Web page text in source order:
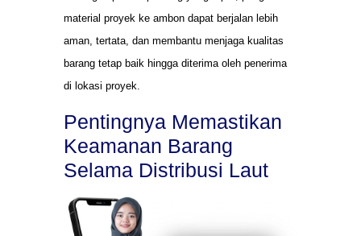
material proyek ke ambon dapat berjalan lebih
aman, tertata, dan membantu menjaga kualitas
barang tetap baik hingga diterima oleh penerima
di lokasi proyek.
Pentingnya Memastikan
Keamanan Barang
Selama Distribusi Laut